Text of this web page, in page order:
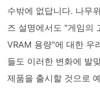
수밖에 없답니다. 나무
즈 설명에서도 "게임의
VRAM 용량"에 대한 우
들도 이러한 변화에 발
제품을 출시할 것으로